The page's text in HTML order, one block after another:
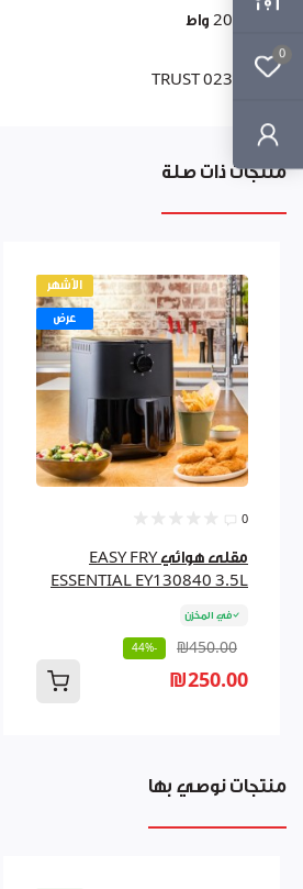
0
2000 واط
TRUST 02330
منتجات ذات صلة
الأشهر
عرض
0
مقلى هوائي EASY FRY
ESSENTIAL EY130840 3.5L
في المخزن
₪450.00
-44%
₪250.00
منتجات نوصي بها